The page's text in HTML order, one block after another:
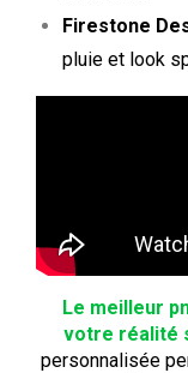
Firestone
pluie et look
Le meilleur
votre réalité
personnalisée